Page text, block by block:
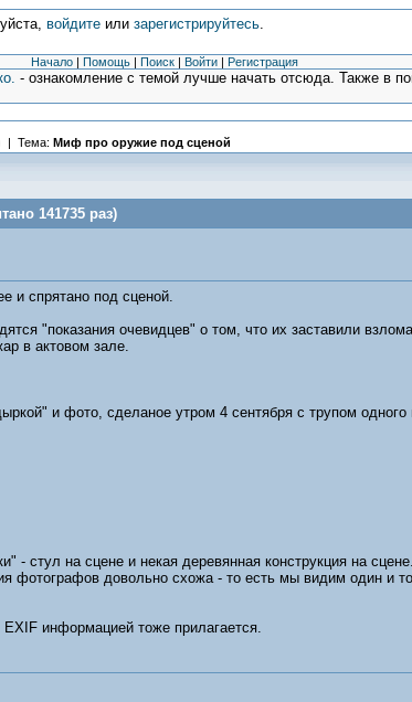
войдитеили зарегистрируйтесь.
Начало | Помощь | Поиск | Войти | Регистрация
- ознакомление с темой лучше начать отсюда. Также в
| Тема: Миф про оружие под сценой
141735 раз)
и спрятано под сценой.
"показания очевидцев" о том, что их заставили
в актовом зале.
и фото, сделаное утром 4 сентября с трупом
- стул на сцене и некая деревянная конструкция на
фотографов довольно схожа - то есть мы видим один и
информацией тоже прилагается.